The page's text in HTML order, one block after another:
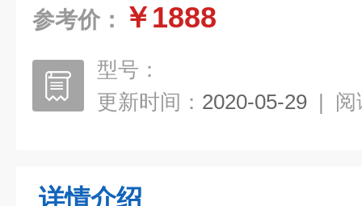
参考价： ￥1888
型号：
更新时间： 2020-05-29 | 阅
详情介绍